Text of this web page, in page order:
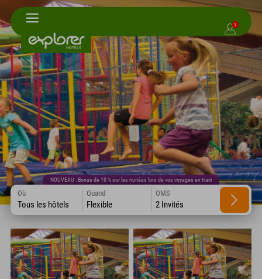
1
NOUVEAU : Bonus de 10 % sur les nuitées lors de vos voyages en train
Où
Tous les hôtels
Quand
Flexible
OMS
2 Invités